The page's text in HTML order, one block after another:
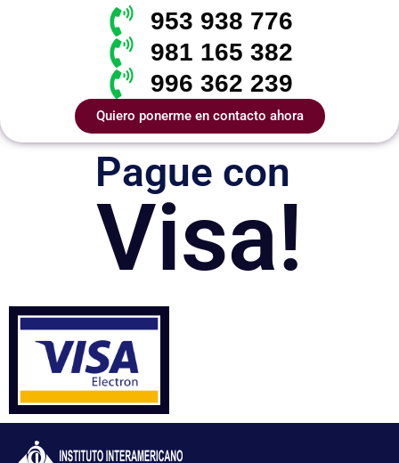
953 938 776
981 165 382
996 362 239
Quiero ponerme en contacto ahora
Pague con
Visa!